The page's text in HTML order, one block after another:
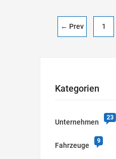
← Prev 1
Kategorien
Unternehmen
23
Fahrzeuge
9